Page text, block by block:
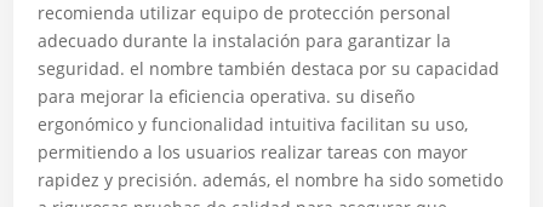
recomienda utilizar equipo de protección personal
adecuado durante la instalación para garantizar la
seguridad. el nombre también destaca por su capacidad
para mejorar la eficiencia operativa. su diseño
ergonómico y funcionalidad intuitiva facilitan su uso,
permitiendo a los usuarios realizar tareas con mayor
rapidez y precisión. además, el nombre ha sido sometido